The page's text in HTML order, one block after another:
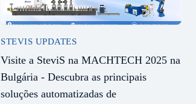
STEVIS UPDATES
Visite a SteviS na MACHTECH 2025 na
Bulgária - Descubra as principais
soluções automatizadas de